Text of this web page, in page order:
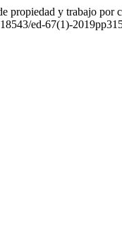
propiedad y trabajo
ed-67(1)-